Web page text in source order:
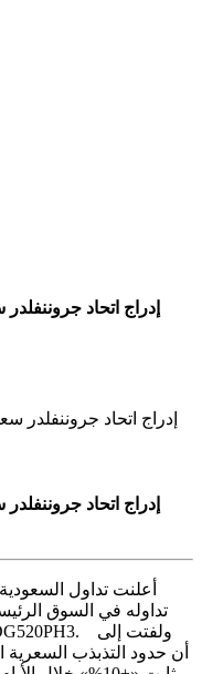
إدراج اتحاد
إدراج اتحاد
أعلنت تداول